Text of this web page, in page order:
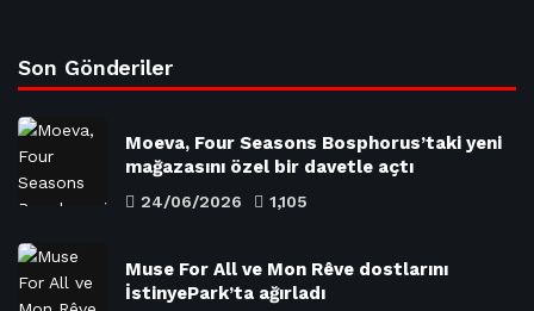
Son Gönderiler
Moeva, Four Seasons Bosphorus’taki yeni
mağazasını özel bir davetle açtı
24/06/2026 1,105
Muse For All ve Mon Rêve dostlarını
İstinyePark’ta ağırladı